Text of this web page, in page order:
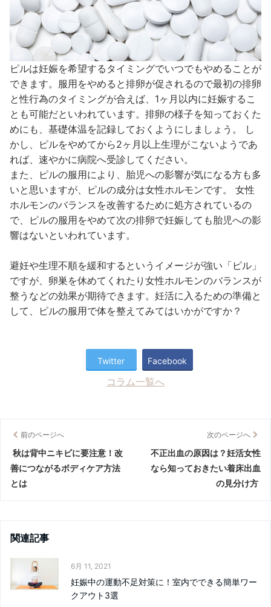
ピルは妊娠を希望するタイミングでいつでもやめることが
できます。服用をやめると排卵が促されるので最初の排卵
と性行為のタイミングが合えば、1ヶ月以内に妊娠するこ
とも可能だといわれています。排卵の様子を知っておくた
めにも、基礎体温を記録しておくようにしましょう。 し
かし、ピルをやめてから2ヶ月以上生理がこないようであ
れば、速やかに病院へ受診してください。
また、ピルの服用により、胎児への影響が気になる方も多
いと思いますが、ピルの成分は女性ホルモンです。 女性
ホルモンのバランスを改善するために処方されているの
で、ピルの服用をやめて次の排卵で妊娠しても胎児への影
響はないといわれています。
避妊や生理不順を緩和するというイメージが強い「ピル」
ですが、卵巣を休めてくれたり女性ホルモンのバランスが
整うなどの効果が期待できます。妊活に入るための準備と
して、ピルの服用で体を整えてみてはいかがですか？
Twitter Facebook
コラム一覧へ
前のページへ
秋は背中ニキビに要注意！改
善につながるボディケア方法
とは
次のページへ
不正出血の原因は？妊活女性
なら知っておきたい着床出血
の見分け方
関連記事
6月 11, 2021
妊娠中の運動不足対策に！室内でできる簡単ワー
クアウト3選